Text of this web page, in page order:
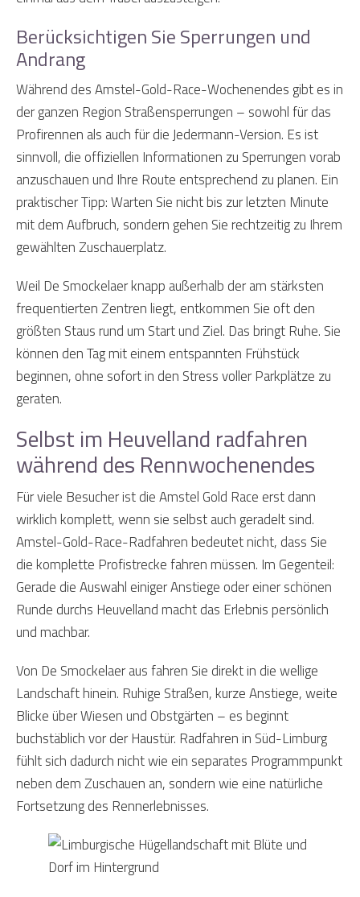
Berücksichtigen Sie Sperrungen und
Andrang
Während des Amstel-Gold-Race-Wochenendes gibt es in
der ganzen Region Straßensperrungen – sowohl für das
Profirennen als auch für die Jedermann-Version. Es ist
sinnvoll, die offiziellen Informationen zu Sperrungen vorab
anzuschauen und Ihre Route entsprechend zu planen. Ein
praktischer Tipp: Warten Sie nicht bis zur letzten Minute
mit dem Aufbruch, sondern gehen Sie rechtzeitig zu Ihrem
gewählten Zuschauerplatz.
Weil De Smockelaer knapp außerhalb der am stärksten
frequentierten Zentren liegt, entkommen Sie oft den
größten Staus rund um Start und Ziel. Das bringt Ruhe. Sie
können den Tag mit einem entspannten Frühstück
beginnen, ohne sofort in den Stress voller Parkplätze zu
geraten.
Selbst im Heuvelland radfahren
während des Rennwochenendes
Für viele Besucher ist die Amstel Gold Race erst dann
wirklich komplett, wenn sie selbst auch geradelt sind.
Amstel-Gold-Race-Radfahren bedeutet nicht, dass Sie
die komplette Profistrecke fahren müssen. Im Gegenteil:
Gerade die Auswahl einiger Anstiege oder einer schönen
Runde durchs Heuvelland macht das Erlebnis persönlich
und machbar.
Von De Smockelaer aus fahren Sie direkt in die wellige
Landschaft hinein. Ruhige Straßen, kurze Anstiege, weite
Blicke über Wiesen und Obstgärten – es beginnt
buchstäblich vor der Haustür. Radfahren in Süd-Limburg
fühlt sich dadurch nicht wie ein separates Programmpunkt
neben dem Zuschauen an, sondern wie eine natürliche
Fortsetzung des Rennerlebnisses.